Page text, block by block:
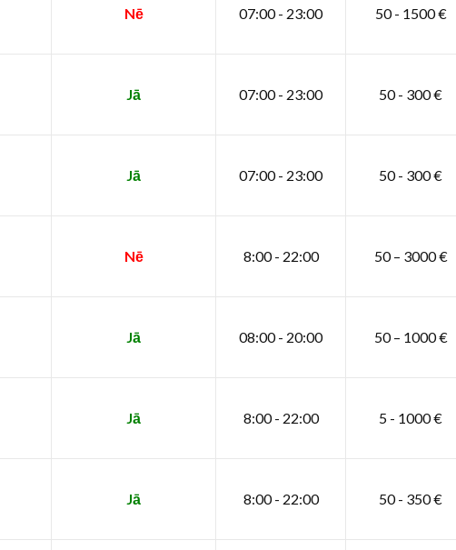
Nē 07:00 - 23:00 50 - 1500 €
Jā 07:00 - 23:00 50 - 300 €
Jā 07:00 - 23:00 50 - 300 €
Nē 8:00 - 22:00 50 – 3000 €
Jā 08:00 - 20:00 50 – 1000 €
Jā 8:00 - 22:00 5 - 1000 €
Jā 8:00 - 22:00 50 - 350 €